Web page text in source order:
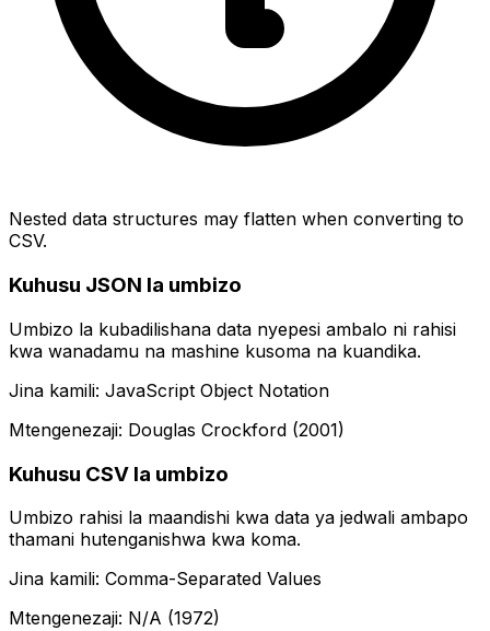
Nested data structures may flatten when converting to
CSV.
Kuhusu JSON la umbizo
Umbizo la kubadilishana data nyepesi ambalo ni rahisi
kwa wanadamu na mashine kusoma na kuandika.
Jina kamili: JavaScript Object Notation
Mtengenezaji: Douglas Crockford (2001)
Kuhusu CSV la umbizo
Umbizo rahisi la maandishi kwa data ya jedwali ambapo
thamani hutenganishwa kwa koma.
Jina kamili: Comma-Separated Values
Mtengenezaji: N/A (1972)